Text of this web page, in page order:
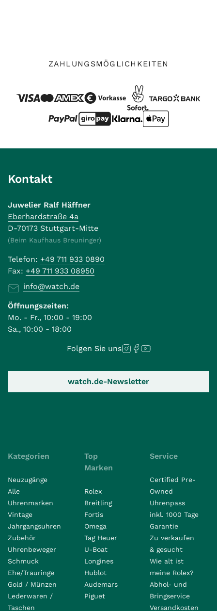
ZAHLUNGSMÖGLICHKEITEN
Kontakt
Juwelier Ralf Häffner
Eberhardstraße 4a
D-70173 Stuttgart-Mitte
(Beim Kaufhaus Breuninger)
Telefon: +49 711 933 0890
Fax: +49 711 933 08950
info@watch.de
Öffnungszeiten:
Mo. - Fr., 10:00 - 19:00
Sa., 10:00 - 18:00
Folgen Sie uns
watch.de-Newsletter
Kategorien
Neuzugänge
Alle
Uhrenmarken
Vintage
Jahrgangsuhren
Zubehör
Uhrenbeweger
Schmuck
Ehe/Trauringe
Gold / Münzen
Lederwaren /
Taschen
Top
Marken
Rolex
Breitling
Fortis
Omega
Tag Heuer
U-Boat
Longines
Hublot
Audemars
Piguet
Service
Certified Pre-
Owned
Uhrenpass
inkl. 1000 Tage
Garantie
Zu verkaufen
& gesucht
Wie alt ist
meine Rolex?
Abhol- und
Bringservice
Versandkosten